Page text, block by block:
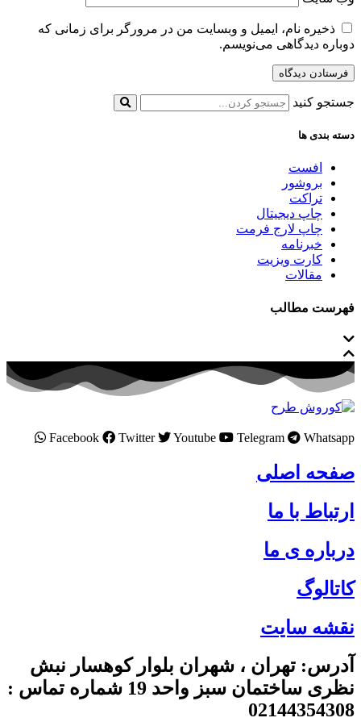
ذخیره نام، ایمیل و وبسایت من در مرورگر برای زمانی که
دوباره دیدگاهی می‌نویسم.
جستجو کنید
دسته بندی ها
افست
بروشور
تراکت
چاپ دیجیتال
چاپ لارج فرمت
خبرنامه
کارت ویزیت
مقالات
فهرست مطالب
Facebook Twitter Youtube Telegram Whatsapp
صفحه اصلی
ارتباط با ما
درباره ی ما
کاتالوگ
نقشه سایت
آدرس: تهران ، شهران بلوار کوهسار نبش
نظری ساختمان سبز واحد 19 شماره تماس :
02144354308